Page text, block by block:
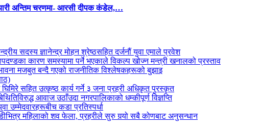
अन्तिम चरणमा- आरसी दीपक कंडेल,…
सदस्य ज्ञानेन्द्र मोहन श्रेष्ठसहित दर्जनौं युवा एमाले प्रवेश
कारण समस्यामा पर्ने भएकाले विकल्प खोज्न मन्त्री खनालको प्रस्ताव
मजबुत बन्दै गएको राजनीतिक विश्लेषकहरूको बुझाइ
सहित उत्कृष्ठ कार्य गर्ने ३ जना प्रहरी अधिकृत पुरस्कृत
आवाज उठाँउदा नगरपालिकाको धम्कीपूर्ण विज्ञप्ति
उम्मेदवारहरूबीच कडा प्रतिस्पर्धा
महिलाको शव फेला, प्रहरीले सुरु गर्‍यो सबै कोणबाट अनुसन्धान